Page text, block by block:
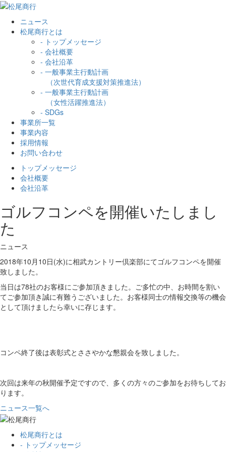
ニュース
松尾商行とは
- トップメッセージ
- 会社概要
- 会社沿革
- 一般事業主行動計画
（次世代育成支援対策推進法）
- 一般事業主行動計画
（女性活躍推進法）
- SDGs
事業所一覧
事業内容
採用情報
お問い合わせ
トップメッセージ
会社概要
会社沿革
ゴルフコンペを開催いたしまし
た
ニュース
2018年10月10日(水)に相武カントリー倶楽部にてゴルフコンペを開催
致しました。
当日は78社のお客様にご参加頂きました。ご多忙の中、お時間を割い
てご参加頂き誠に有難うございました。お客様同士の情報交換等の機会
として頂けましたら幸いに存じます。
コンペ終了後は表彰式とささやかな懇親会を致しました。
次回は来年の秋開催予定ですので、多くの方々のご参加をお待ちしてお
ります。
ニュース一覧へ
松尾商行とは
- トップメッセージ